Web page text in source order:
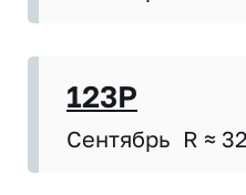
123P
Сентябрь R ≈